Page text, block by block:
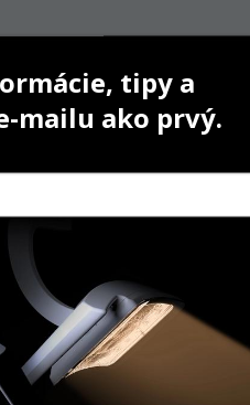
tipy a
mailu ako prvý.